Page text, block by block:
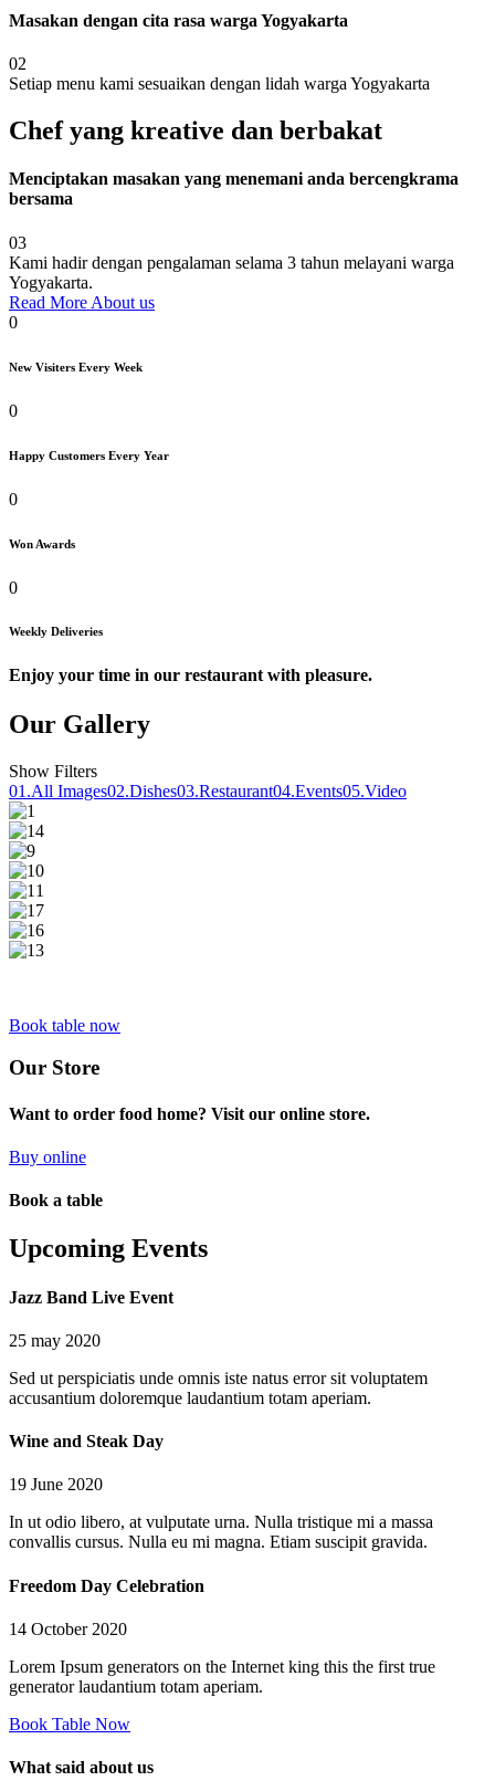
Masakan dengan cita rasa warga Yogyakarta
02
Setiap menu kami sesuaikan dengan lidah warga Yogyakarta
Chef yang kreative dan berbakat
Menciptakan masakan yang menemani anda bercengkrama
bersama
03
Kami hadir dengan pengalaman selama 3 tahun melayani warga
Yogyakarta.
Read More About us
0
New Visiters Every Week
0
Happy Customers Every Year
0
Won Awards
0
Weekly Deliveries
Enjoy your time in our restaurant with pleasure.
Our Gallery
Show Filters
01.All Images02.Dishes03.Restaurant04.Events05.Video
Book table now
Our Store
Want to order food home? Visit our online store.
Buy online
Book a table
Upcoming Events
Jazz Band Live Event
25 may 2020
Sed ut perspiciatis unde omnis iste natus error sit voluptatem
accusantium doloremque laudantium totam aperiam.
Wine and Steak Day
19 June 2020
In ut odio libero, at vulputate urna. Nulla tristique mi a massa
convallis cursus. Nulla eu mi magna. Etiam suscipit gravida.
Freedom Day Celebration
14 October 2020
Lorem Ipsum generators on the Internet king this the first true
generator laudantium totam aperiam.
Book Table Now
What said about us